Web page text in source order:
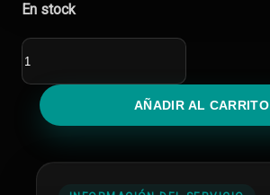
En stock
Reparar
Placa
Base
iPhone
cantidad
AÑADIR AL CARRITO